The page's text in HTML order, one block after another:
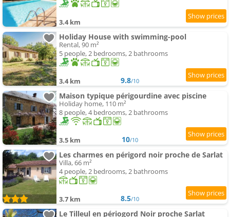
3.4 km
Holiday House with swimming-pool
Rental, 90 m²
5 people, 2 bedrooms, 2 bathrooms
3.4 km 9.8/10
Maison typique périgourdine avec piscine
Holiday home, 110 m²
8 people, 4 bedrooms, 2 bathrooms
3.5 km 10/10
Les charmes en périgord noir proche de Sarlat
Villa, 66 m²
4 people, 2 bedrooms, 2 bathrooms
3.7 km 8.5/10
Le Tilleul en périogord Noir proche Sarlat